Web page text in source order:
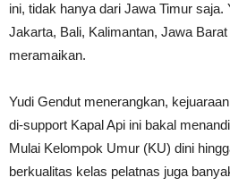
ini, tidak hanya dari Jawa Timur saja.
Jakarta, Bali, Kalimantan, Jawa
meramaikan.
Yudi Gendut menerangkan,
di-support Kapal Api ini bakal
Mulai Kelompok Umur (KU) dini
berkualitas kelas pelatnas juga